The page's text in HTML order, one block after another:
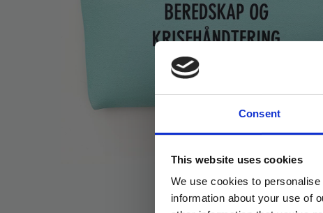
Consent
This website uses cookies
We use cookies to
information about your use of